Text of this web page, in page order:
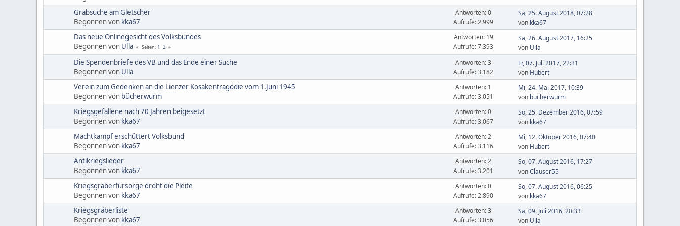
Grabsuche am Gletscher
Begonnen von kka67
Antworten: 0
Aufrufe: 2.999
Sa, 25. August 2018, 07:28
von kka67
Das neue Onlinegesicht des Volksbundes
Begonnen von Ulla Seiten 1 2
Antworten: 19
Aufrufe: 7.393
Sa, 26. August 2017, 16:25
von Ulla
Die Spendenbriefe des VB und das Ende einer Suche
Begonnen von Ulla
Antworten: 3
Aufrufe: 3.182
Fr, 07. Juli 2017, 22:31
von Hubert
Verein zum Gedenken an die Lienzer Kosakentragödie vom 1.Juni 1945
Begonnen von bücherwurm
Antworten: 1
Aufrufe: 3.051
Mi, 24. Mai 2017, 10:39
von bücherwurm
Kriegsgefallene nach 70 Jahren beigesetzt
Begonnen von kka67
Antworten: 0
Aufrufe: 3.067
So, 25. Dezember 2016, 07:59
von kka67
Machtkampf erschüttert Volksbund
Begonnen von kka67
Antworten: 2
Aufrufe: 3.116
Mi, 12. Oktober 2016, 07:40
von Hubert
Antikriegslieder
Begonnen von kka67
Antworten: 2
Aufrufe: 3.201
So, 07. August 2016, 17:27
vonClauser55
Kriegsgräberfürsorge droht die Pleite
Begonnen von kka67
Antworten: 0
Aufrufe: 2.890
So, 07. August 2016, 06:25
von kka67
Kriegsgräberliste
Begonnen von kka67
Antworten: 3
Aufrufe: 3.056
Sa, 09. Juli 2016, 20:33
von Ulla